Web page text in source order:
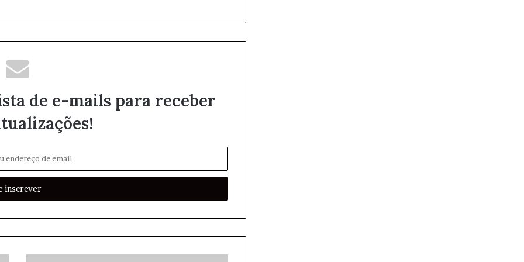
de e-mails para receber